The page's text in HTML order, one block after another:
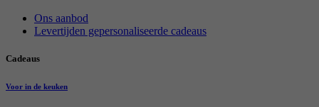
Ons aanbod
Levertijden gepersonaliseerde cadeaus
Cadeaus
Voor in de keuken